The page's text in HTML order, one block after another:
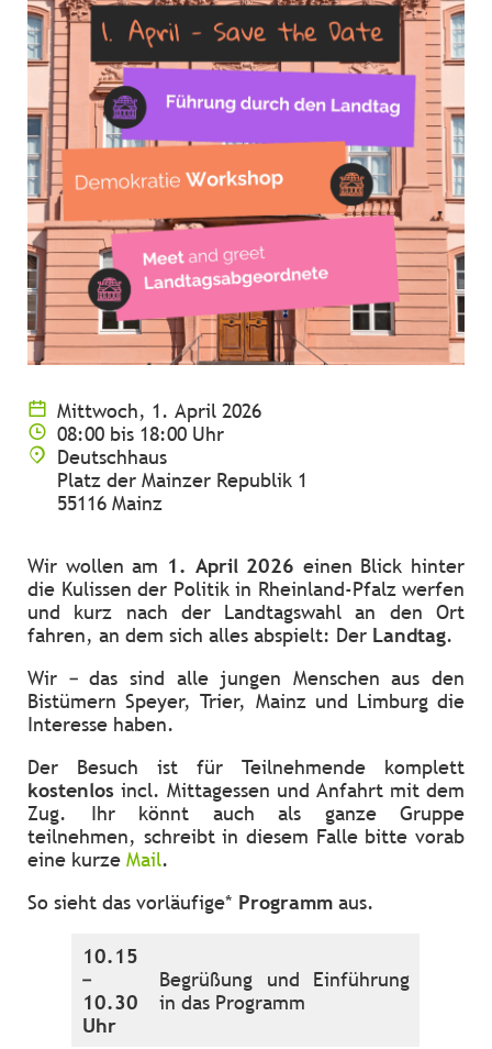
Mittwoch, 1. April 2026
08:00 bis 18:00 Uhr
Deutschhaus
Platz der Mainzer Republik 1
55116 Mainz
Wir wollen am 1. April 2026 einen Blick hinter
die Kulissen der Politik in Rheinland-Pfalz werfen
und kurz nach der Landtagswahl an den Ort
fahren, an dem sich alles abspielt: Der Landtag.
Wir – das sind alle jungen Menschen aus den
Bistümern Speyer, Trier, Mainz und Limburg die
Interesse haben.
Der Besuch ist für Teilnehmende komplett
kostenlos incl. Mittagessen und Anfahrt mit dem
Zug. Ihr könnt auch als ganze Gruppe
teilnehmen, schreibt in diesem Falle bitte vorab
eine kurze Mail.
So sieht das vorläufige* Programm aus.
10.15
–
10.30
Uhr
Begrüßung und Einführung
in das Programm